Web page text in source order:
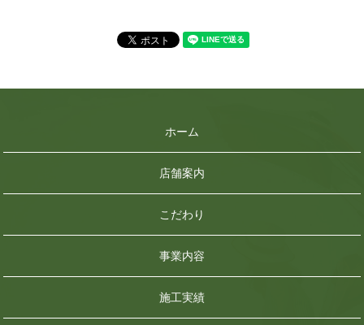
ホーム
店舗案内
こだわり
事業内容
施工実績